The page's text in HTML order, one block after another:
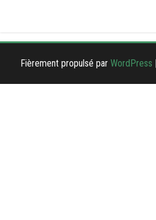
Fièrement propulsé par WordPress